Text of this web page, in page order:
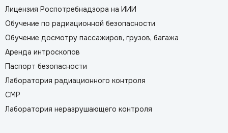
Лицензия Роспотребнадзора на ИИИ
Обучение по радиационной безопасности
Обучение досмотру пассажиров, грузов, багажа
Аренда интроскопов
Паспорт безопасности
Лаборатория радиационного контроля
СМР
Лаборатория неразрушающего контроля